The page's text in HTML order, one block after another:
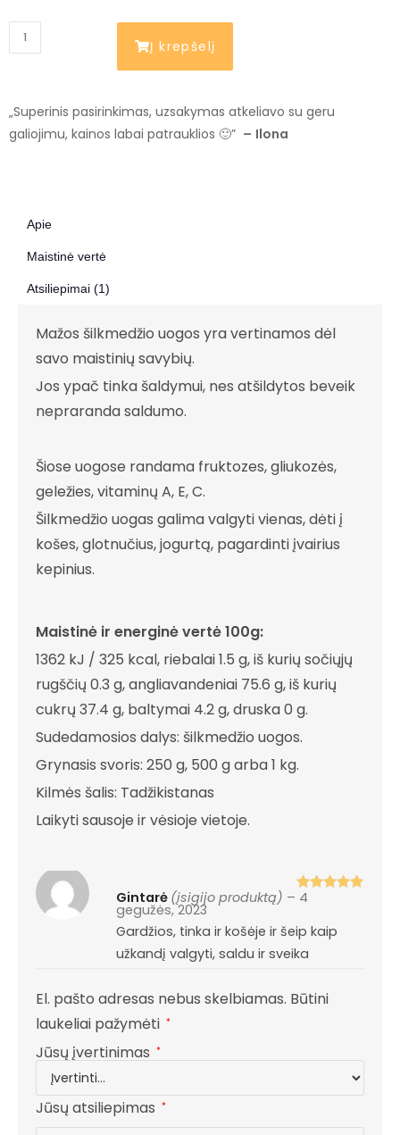
Į krepšelį
„Superinis pasirinkimas, uzsakymas atkeliavo su geru
galiojimu, kainos labai patrauklios 🙂” – Ilona
Apie
Maistinė vertė
Atsiliepimai (1)
Mažos šilkmedžio uogos yra vertinamos dėl
savo maistinių savybių.
Jos ypač tinka šaldymui, nes atšildytos beveik
nepraranda saldumo.
Šiose uogose randama fruktozes, gliukozės,
geležies, vitaminų A, E, C.
Šilkmedžio uogas galima valgyti vienas, dėti į
košes, glotnučius, jogurtą, pagardinti įvairius
kepinius.
Maistinė ir energinė vertė 100g:
1362 kJ / 325 kcal, riebalai 1.5 g, iš kurių sočiųjų
rugščių 0.3 g, angliavandeniai 75.6 g, iš kurių
cukrų 37.4 g, baltymai 4.2 g, druska 0 g.
Sudedamosios dalys: šilkmedžio uogos.
Grynasis svoris: 250 g, 500 g arba 1 kg.
Kilmės šalis: Tadžikistanas
Laikyti sausoje ir vėsioje vietoje.
Įvertinimas
Gintarė (įsigijo produktą) – 4
gegužės, 2023
Gardžios, tinka ir košėje ir šeip kaip
užkandį valgyti, saldu ir sveika
El. pašto adresas nebus skelbiamas. Būtini
laukeliai pažymėti *
Jūsų įvertinimas *
Jūsų atsiliepimas *